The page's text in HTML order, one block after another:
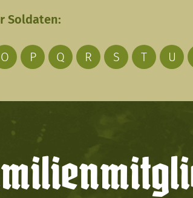
Soldaten:
O P Q R S T U